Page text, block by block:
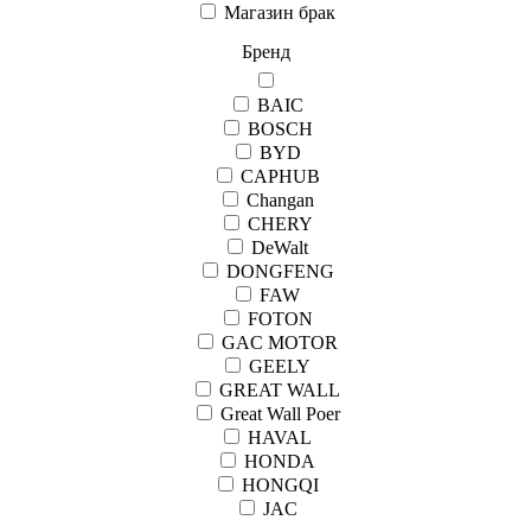
Магазин брак
Бренд
BAIC
BOSCH
BYD
CAPHUB
Changan
CHERY
DeWalt
DONGFENG
FAW
FOTON
GAC MOTOR
GEELY
GREAT WALL
Great Wall Рoer
HAVAL
HONDA
HONGQI
JAC